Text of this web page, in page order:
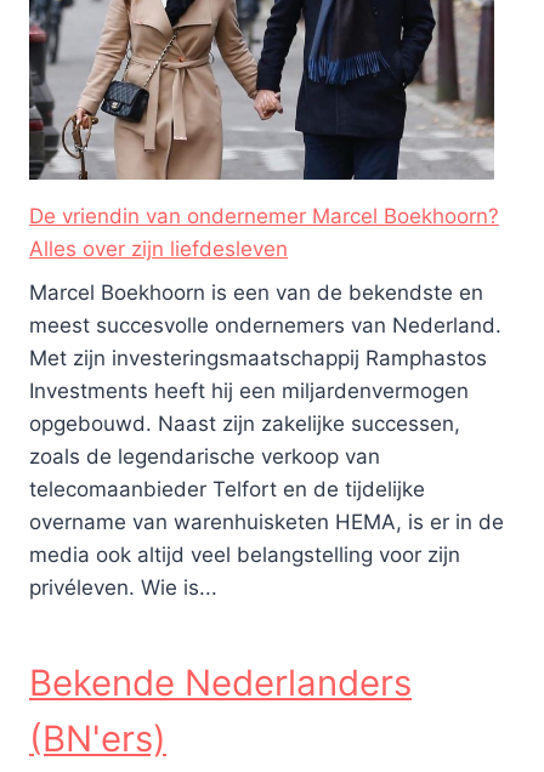
De vriendin van ondernemer Marcel Boekhoorn?
Alles over zijn liefdesleven
Marcel Boekhoorn is een van de bekendste en
meest succesvolle ondernemers van Nederland.
Met zijn investeringsmaatschappij Ramphastos
Investments heeft hij een miljardenvermogen
opgebouwd. Naast zijn zakelijke successen,
zoals de legendarische verkoop van
telecomaanbieder Telfort en de tijdelijke
overname van warenhuisketen HEMA, is er in de
media ook altijd veel belangstelling voor zijn
privéleven. Wie is...
Bekende Nederlanders
(BN'ers)